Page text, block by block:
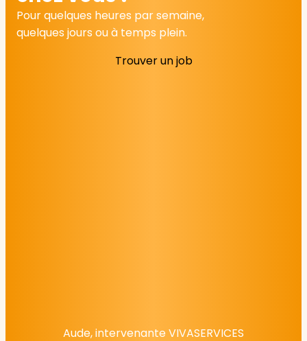
Pour quelques heures par semaine,
quelques jours ou à temps plein.
Trouver un job
Aude, intervenante VIVASERVICES